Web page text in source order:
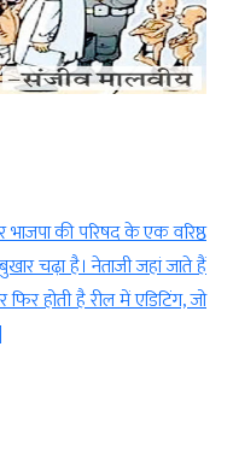
की परिषद के एक वरिष्ठ
चढ़ा है। नेताजी जहां जाते हैं
होती है रील में एडिटिंग, जो